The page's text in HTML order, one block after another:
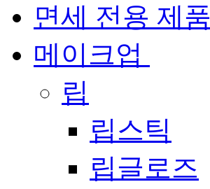
면세 전용 제품
메이크업
립
립스틱
립글로즈